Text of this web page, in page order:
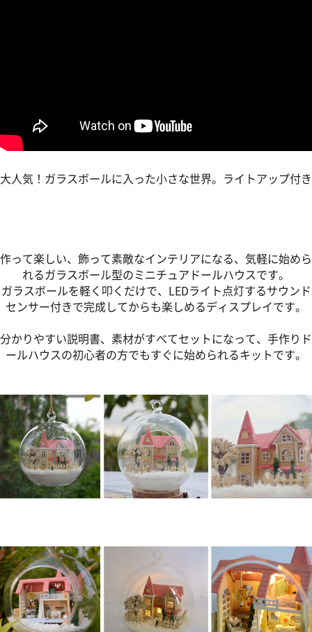
大人気！ガラスボールに入った小さな世界。ライトアップ付き
作って楽しい、飾って素敵なインテリアになる、気軽に始めら
れるガラスボール型のミニチュアドールハウスです。
ガラスボールを軽く叩くだけで、LEDライト点灯するサウンド
センサー付きで完成してからも楽しめるディスプレイです。
分かりやすい説明書、素材がすべてセットになって、手作りド
ールハウスの初心者の方でもすぐに始められるキットです。